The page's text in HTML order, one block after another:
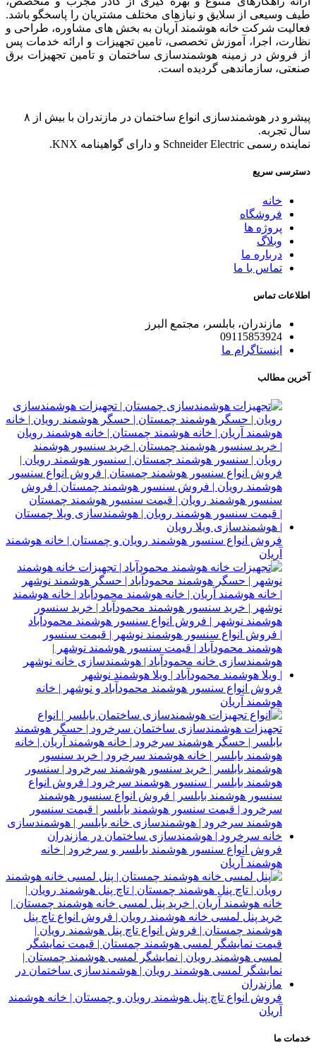
طیف وسیعی از سلایق و نیاز‌های مختلف مشتریان را پاسخگو باشد.
فعالیت شرکت خانه هوشمند آریان به بخش های مشاوره، طراحی و
نظارت، اجرا، آموزش تخصصی، تامین تجهیزات و ارائه خدمات پس
از فروش در زمینه هوشمندسازی ساختمان و تامین تجهیزات برق
صنعتی، سازماندهی گردیده است.
پیشرو در هوشمندسازی انواع ساختمان در مازندران با بیش از ۸
سال تجربه.
نماینده رسمی Schneider Electric و دارای گواهینامه KNX.
دسترسی سریع
خانه
فروشگاه
پروژه ها
وبلاگ
درباره ما
تماس با ما
اطلاعات تماس
مازندران، بابلسر، مجتمع البرز
09115853924
اینستاگرام ما
آخرین مطالب
فروش انواع سنسور هوشمند رویان و چمستان | خانه هوشمند
آریان
فروش انواع سنسور هوشمند محمودآباد و نوشهر | خانه
هوشمند آریان
فروش انواع سنسور هوشمند بابلسر و سرخرود | خانه
هوشمند آریان
فروش انواع تاچ پنل هوشمند رویان و چمستان | خانه هوشمند
آریان
خدمات ما